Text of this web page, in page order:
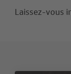
Laissez-vous